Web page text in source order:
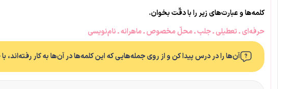
کلمه‌ها و عبارت‌های زیر را با دقّت بخوان.
حرفه‌ای ـ تعطیلی ـ جلب ـ محلّ مخصوص ـ ماهرانه ـ نام‌نویسی
آن‌ها را در درس پیدا کن و از روی جمله‌هایی که این کلمه‌ها در آن‌ها به کار رفته‌اند،